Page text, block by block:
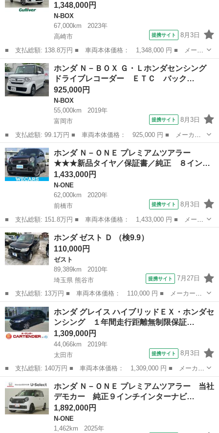
1,348,000円
N-BOX
67,000km
2023年
高崎市
提携サイト 8月3日
■ 支払総額: 138.8万円 ■ 車両本体価格： 1,348,000 円 ■ メーカ
ー名： ホンダ ■ 車種名： Ｎ－ＢＯＸカスタム ■ グレード
名： ベースグレード 純正ナビ シートヒーター 両側パワースラ
イドドア Ｅ...
群馬 高崎市 N-BOX
ホンダ Ｎ－ＢＯＸ Ｇ・Ｌホンダセンシング
ドライブレコーダー ＥＴＣ バック…
925,000円
N-BOX
55,000km
2019年
富岡市
提携サイト 8月3日
■ 支払総額: 99.1万円 ■ 車両本体価格： 925,000 円 ■ メーカー
名： ホンダ ■ 車種名： Ｎ－ＢＯＸ ■ グレード名： Ｇ・Ｌホ
ンダセンシング ドライブレコーダー ＥＴＣ バックカメラ 両側
スライド・片...
群馬 富岡市 N-BOX
ホンダ Ｎ－ＯＮＥ プレミアムツアラー
★★★新品タイヤ／保証書／純正 ８イン…
1,433,000円
N-ONE
62,000km
2020年
前橋市
提携サイト 8月3日
■ 支払総額: 151.8万円 ■ 車両本体価格： 1,433,000 円 ■ メーカ
ー名： ホンダ ■ 車種名： Ｎ－ＯＮＥ ■ グレード名： プレミ
アムツアラー ★★★新品タイヤ／保証書／純正 ８インチ ＳＤナ
ビ／衝突...
群馬 前橋市 N-ONE
ホンダ ゼスト Ｄ （検9.9）
110,000円
ゼスト
89,389km
2010年
埼玉県 熊谷市
提携サイト 7月27日
■ 支払総額: 13万円 ■ 車両本体価格： 110,000 円 ■ メーカー
名： ホンダ ■ 車種名： ゼスト ■ グレード名： Ｄ ■ 排気
量： 660cc ■ ドア枚数： 5D ■ ミッション： AT4速 ■ 店舗P...
埼玉 熊谷市 ゼスト
ホンダ グレイス ハイブリッドＥＸ・ホンダセ
ンシング １年間走行距離無制限保証…
1,309,000円
44,066km
2019年
太田市
提携サイト 8月3日
■ 支払総額: 140万円 ■ 車両本体価格： 1,309,000 円 ■ メーカー
名： ホンダ ■ 車種名： グレイス ■ グレード名： ハイブリッ
ドＥＸ・ホンダセンシング １年間走行距離無制限保証 ドライブレ
コーダー ...
群馬 ホンダ
ホンダ Ｎ－ＯＮＥ プレミアムツアラー 当社
デモカー 純正９インチインターナビ…
1,892,000円
N-ONE
1,462km
2025年